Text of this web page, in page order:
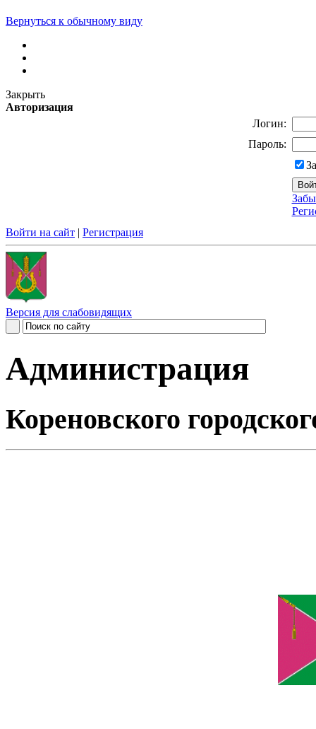
Вернуться к обычному виду
Закрыть
Авторизация
Логин:
Пароль:
Войти на сайт | Регистрация
Версия для слабовидящих
Администрация
Кореновского